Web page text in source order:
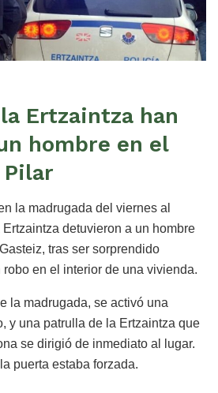
Ertzaintza han
hombre en el
Pilar
la madrugada del viernes al
detuvieron a un hombre
tras ser sorprendido
en el interior de una vivienda.
la madrugada, se activó una
y una patrulla de la Ertzaintza que
se dirigió de inmediato al lugar.
puerta estaba forzada.